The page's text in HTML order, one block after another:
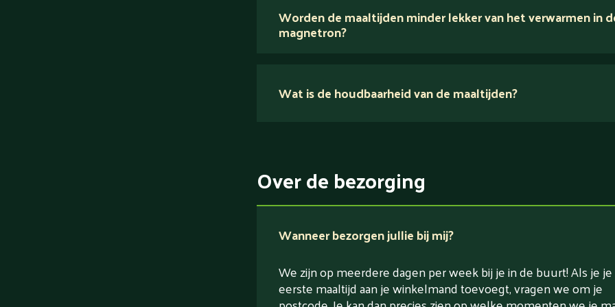
voedingsexperts
Verlaagd in zout
Worden de maaltijden minder lekker van het verwarmen in
magnetron?
Wat is de houdbaarheid van de maaltijden?
Over de bezorging
Wanneer bezorgen jullie bij mij?
We zijn op meerdere dagen per week bij je in de buurt! Als je je
eerste maaltijd aan je winkelmand toevoegt, vragen we om je